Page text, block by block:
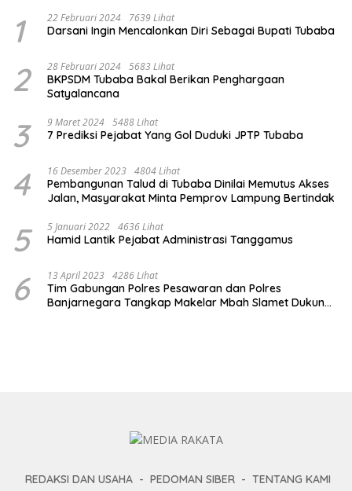
1 22 Februari 2024 7639 Lihat
Darsani Ingin Mencalonkan Diri Sebagai Bupati Tubaba
2 28 Februari 2024 5683 Lihat
BKPSDM Tubaba Bakal Berikan Penghargaan
Satyalancana
3 9 Maret 2024 5488 Lihat
7 Prediksi Pejabat Yang Gol Duduki JPTP Tubaba
4 16 Desember 2023 4804 Lihat
Pembangunan Talud di Tubaba Dinilai Memutus Akses
Jalan, Masyarakat Minta Pemprov Lampung Bertindak
5 5 Januari 2022 4636 Lihat
Hamid Lantik Pejabat Administrasi Tanggamus
6 13 April 2023 4286 Lihat
Tim Gabungan Polres Pesawaran dan Polres
Banjarnegara Tangkap Makelar Mbah Slamet Dukun
REDAKSI DAN USAHA PEDOMAN SIBER TENTANG KAMI